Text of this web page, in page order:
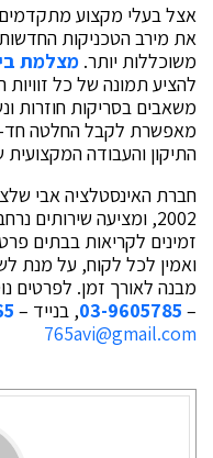
אצל בעלי מקצוע
את מירב הטכניקות
משוכללות יותר. מצלמת ביוב
להציע תמונה של כל זוויות
משאבים בסריקות חוזרות
מאפשרת לקבל החלטה חד-
התיקון והעבודה
חברת האינסטלציה אבי
2002, ומציעה שירותים
זמינים לקריאות בבתים
ואמין לכל לקוח, על מנת
מבנה לאורך זמן. לפרטים
–
03-9605785, בנייד –
765avi@gmail.com